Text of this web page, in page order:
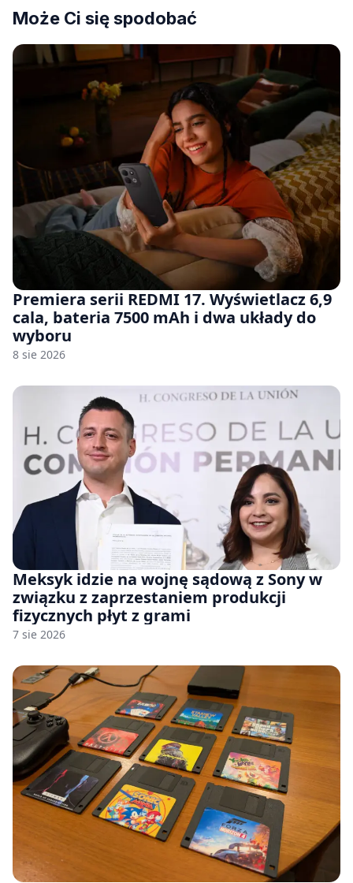
Może Ci się spodobać
Premiera serii REDMI 17. Wyświetlacz 6,9
cala, bateria 7500 mAh i dwa układy do
wyboru
8 sie 2026
Meksyk idzie na wojnę sądową z Sony w
związku z zaprzestaniem produkcji
fizycznych płyt z grami
7 sie 2026